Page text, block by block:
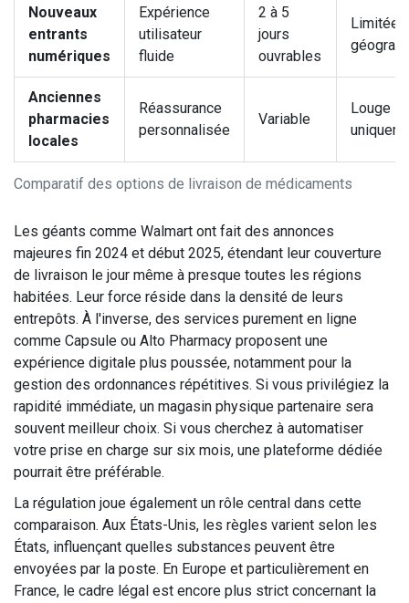
Comparatif des options de livraison de médicaments
Nouveaux
entrants
numériques
Expérience
utilisateur
fluide
2 à 5
jours
ouvrables
Limitée
Anciennes
pharmacies
locales
Réassurance
personnalisée
Variable
Louge
Les géants comme Walmart ont fait des annonces
majeures fin 2024 et début 2025, étendant leur couverture
de livraison le jour même à presque toutes les régions
habitées. Leur force réside dans la densité de leurs
entrepôts. À l'inverse, des services purement en ligne
comme Capsule ou Alto Pharmacy proposent une
expérience digitale plus poussée, notamment pour la
gestion des ordonnances répétitives. Si vous privilégiez la
rapidité immédiate, un magasin physique partenaire sera
souvent meilleur choix. Si vous cherchez à automatiser
votre prise en charge sur six mois, une plateforme dédiée
pourrait être préférable.
La régulation joue également un rôle central dans cette
comparaison. Aux États-Unis, les règles varient selon les
États, influençant quelles substances peuvent être
envoyées par la poste. En Europe et particulièrement en
France, le cadre légal est encore plus strict concernant la